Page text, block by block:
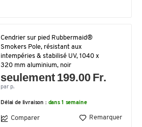
Cendrier sur pied Rubbermaid®
Smokers Pole, résistant aux
intempéries & stabilisé UV, 1040 x
320 mm aluminium, noir
seulement 199.00 Fr.
par p.
Délai de livraison : dans 1 semaine
Comparer Remarquer